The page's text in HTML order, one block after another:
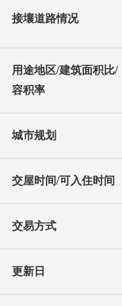
接壤道路情况
用途地区/建筑面积比/
容积率
城市规划
交屋时间/可入住时间
交易方式
更新日